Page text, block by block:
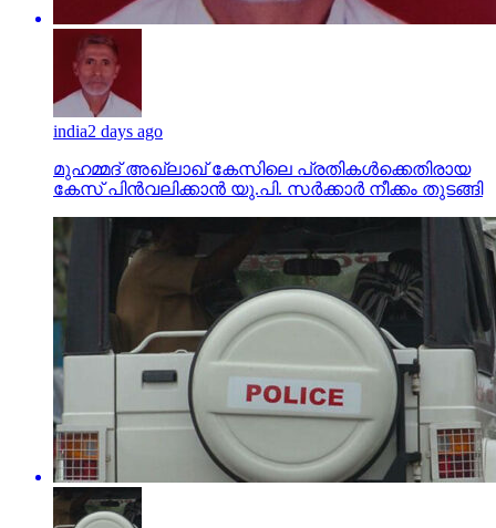
india2 days ago
മുഹമ്മദ് അഖ്‌ലാഖ് കേസിലെ പ്രതികള്‍ക്കെതിരായ
കേസ് പിന്‍വലിക്കാന്‍ യു.പി. സര്‍ക്കാര്‍ നീക്കം തുടങ്ങി